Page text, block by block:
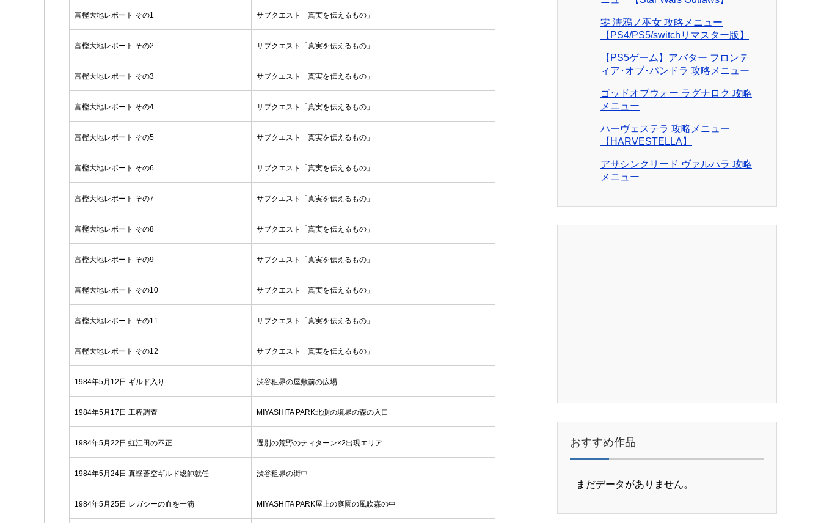
富樫大地レポート その1 サブクエスト「真実を伝えるもの」
富樫大地レポート その2 サブクエスト「真実を伝えるもの」
富樫大地レポート その3 サブクエスト「真実を伝えるもの」
富樫大地レポート その4 サブクエスト「真実を伝えるもの」
富樫大地レポート その5 サブクエスト「真実を伝えるもの」
富樫大地レポート その6 サブクエスト「真実を伝えるもの」
富樫大地レポート その7 サブクエスト「真実を伝えるもの」
富樫大地レポート その8 サブクエスト「真実を伝えるもの」
富樫大地レポート その9 サブクエスト「真実を伝えるもの」
富樫大地レポート その10 サブクエスト「真実を伝えるもの」
富樫大地レポート その11 サブクエスト「真実を伝えるもの」
富樫大地レポート その12 サブクエスト「真実を伝えるもの」
1984年5月12日 ギルド入り 渋谷租界の屋敷前の広場
1984年5月17日 工程調査 MIYASHITA PARK北側の境界の森の入口
1984年5月22日 虹江田の不正 選別の荒野のティターン×2出現エリア
1984年5月24日 真壁蒼空ギルド総帥就任 渋谷租界の街中
1984年5月25日 レガシーの血を一滴 MIYASHITA PARK屋上の庭園の風吹森の中
零 濡鴉ノ巫女 攻略メニュー
【PS4/PS5/switchリマスター版】
【PS5ゲーム】アバター フロンテ
ィア･オブ･パンドラ 攻略メニュー
ゴッドオブウォー ラグナロク 攻略
メニュー
ハーヴェステラ 攻略メニュー
【HARVESTELLA】
アサシンクリード ヴァルハラ 攻略
メニュー
おすすめ作品
まだデータがありません。